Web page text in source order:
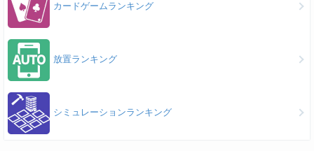
カードゲームランキング
放置ランキング
シミュレーションランキング